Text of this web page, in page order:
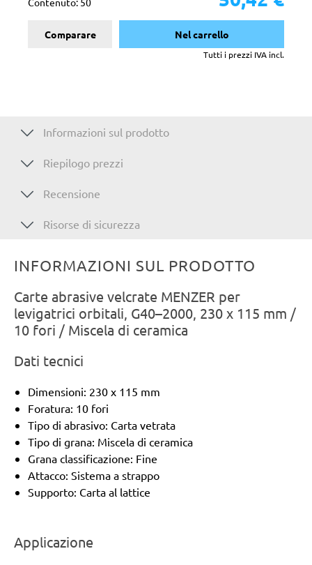
Comparare Nel carrello
Tutti i prezzi IVA incl.
Informazioni sul prodotto
Riepilogo prezzi
Recensione
Risorse di sicurezza
INFORMAZIONI SUL PRODOTTO
Carte abrasive velcrate MENZER per
levigatrici orbitali, G40–2000, 230 x 115 mm /
10 fori / Miscela di ceramica
Dati tecnici
Dimensioni: 230 x 115 mm
Foratura: 10 fori
Tipo di abrasivo: Carta vetrata
Tipo di grana: Miscela di ceramica
Grana classificazione: Fine
Attacco: Sistema a strappo
Supporto: Carta al lattice
Applicazione